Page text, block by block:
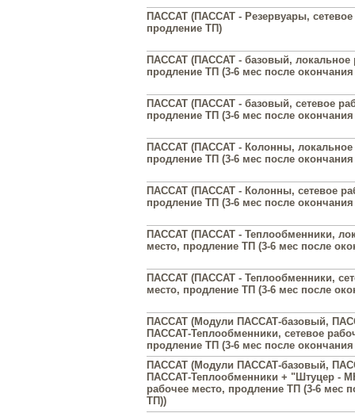
ПАССАТ (ПАССАТ - Резервуары, сетевое
продление ТП)
ПАССАТ (ПАССАТ - базовый, локальное
продление ТП (3-6 мес после
ПАССАТ (ПАССАТ - базовый, сетевое
продление ТП (3-6 мес после
ПАССАТ (ПАССАТ - Колонны, локальное
продление ТП (3-6 мес после
ПАССАТ (ПАССАТ - Колонны, сетевое
продление ТП (3-6 мес после
ПАССАТ (ПАССАТ - Теплообменники,
место, продление ТП (3-6 мес после
ПАССАТ (ПАССАТ - Теплообменники,
место, продление ТП (3-6 мес после
ПАССАТ (Модули ПАССАТ-базовый,
ПАССАТ-Теплообменники, сетевое
продление ТП (3-6 мес после
ПАССАТ (Модули ПАССАТ-базовый,
ПАССАТ-Теплообменники + "Штуцер -
рабочее место, продление ТП (3-6 мес
ТП))